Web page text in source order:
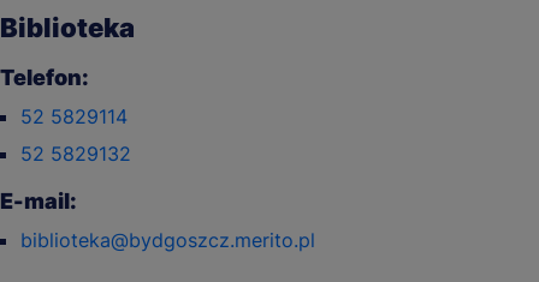
Biblioteka
Telefon:
52 5829114
52 5829132
E-mail:
biblioteka@bydgoszcz.merito.pl